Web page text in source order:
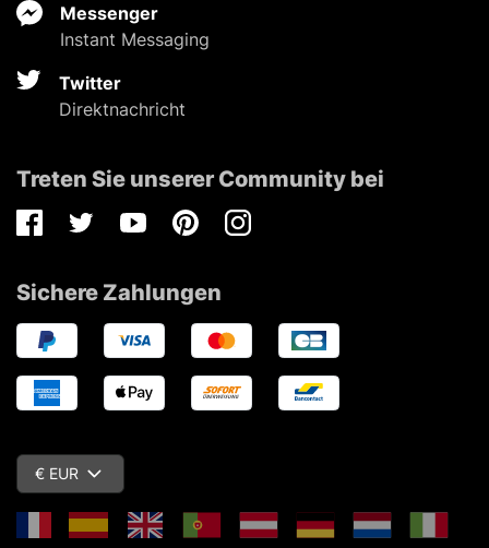
Messenger
Instant Messaging
Twitter
Direktnachricht
Treten Sie unserer Community bei
FacebookTwitterYoutubePinterestInstagram
Sichere Zahlungen
€ EUR